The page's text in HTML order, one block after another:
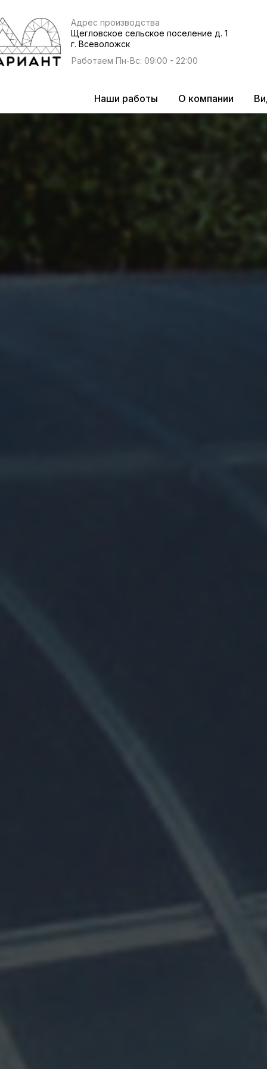
Адрес производства
Щегловское сельское поселение д. 1
г. Всеволожск
Работаем Пн-Вс: 09:00 - 22:00
Наши работы О компании